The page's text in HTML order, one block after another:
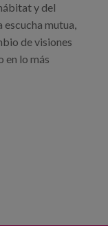
y del
mutua,
de visiones
en lo más